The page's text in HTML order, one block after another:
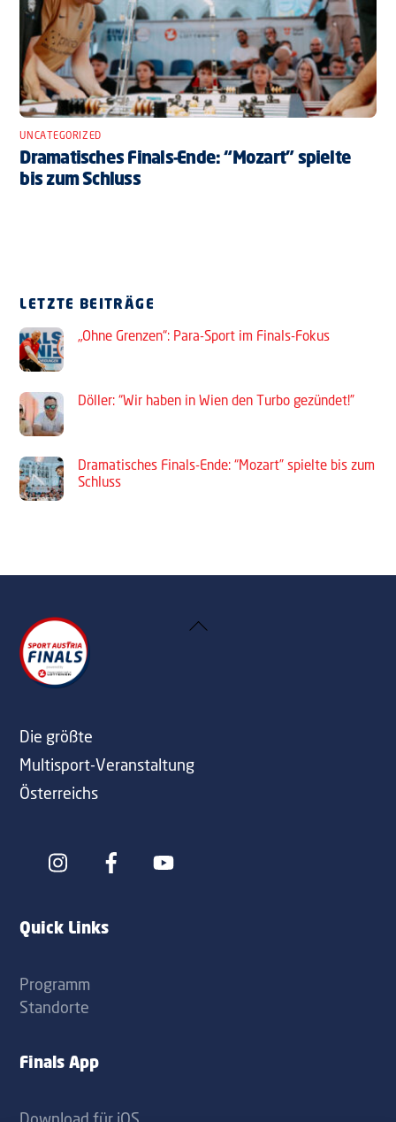
UNCATEGORIZED
Dramatisches Finals-Ende: “Mozart” spielte
bis zum Schluss
LETZTE BEITRÄGE
„Ohne Grenzen“: Para-Sport im Finals-Fokus
Döller: “Wir haben in Wien den Turbo gezündet!”
Dramatisches Finals-Ende: “Mozart” spielte bis zum
Schluss
Back
Die größte
Multisport-Veranstaltung
Österreichs
Icon
Icon
Quick Links
Programm
Standorte
Finals App